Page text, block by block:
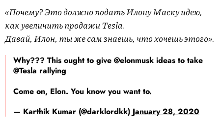
«Почему? Это должно подать Илону Маску идею,
как увеличить продажи Tesla.
Давай, Илон, ты же сам знаешь, что хочешь этого».
Why??? This ought to give @elonmusk ideas to take
@Tesla rallying
Come on, Elon. You know you want to.
— Karthik Kumar (@darklordkk) January 28, 2020